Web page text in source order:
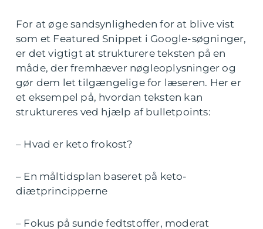
For at øge sandsynligheden for at blive vist
som et Featured Snippet i Google-søgninger,
er det vigtigt at strukturere teksten på en
måde, der fremhæver nøgleoplysninger og
gør dem let tilgængelige for læseren. Her er
et eksempel på, hvordan teksten kan
struktureres ved hjælp af bulletpoints:
– Hvad er keto frokost?
– En måltidsplan baseret på keto-
diætprincipperne
– Fokus på sunde fedtstoffer, moderat